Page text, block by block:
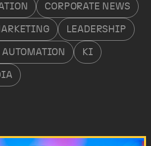
CORPORATE NEWS
LEADERSHIP
KI